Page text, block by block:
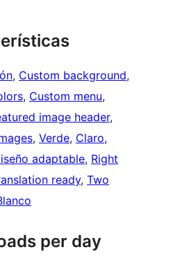
, Custom background
, Custom menu
image header
, Verde, Claro
adaptable, Right
ready, Two
per day